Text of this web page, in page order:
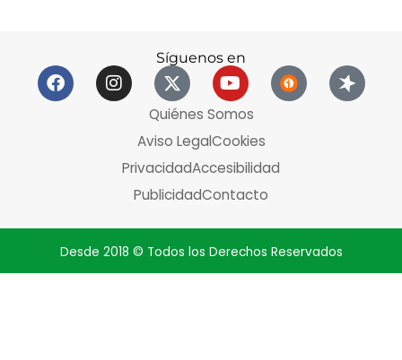
Síguenos en
Quiénes Somos
Aviso LegalCookies
PrivacidadAccesibilidad
PublicidadContacto
Desde 2018 © Todos los Derechos Reservados